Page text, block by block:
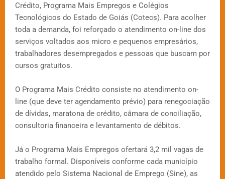
Crédito, Programa Mais Empregos e Colégios
Tecnológicos do Estado de Goiás (Cotecs). Para acolher
toda a demanda, foi reforçado o atendimento on-line dos
serviços voltados aos micro e pequenos empresários,
trabalhadores desempregados e pessoas que buscam por
cursos gratuitos.
O Programa Mais Crédito consiste no atendimento on-
line (que deve ter agendamento prévio) para renegociação
de dívidas, maratona de crédito, câmara de conciliação,
consultoria financeira e levantamento de débitos.
Já o Programa Mais Empregos ofertará 3,2 mil vagas de
trabalho formal. Disponíveis conforme cada município
atendido pelo Sistema Nacional de Emprego (Sine), as